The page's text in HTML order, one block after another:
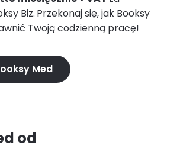
Biz. Przekonaj się, jak Booksy
Twoją codzienną pracę!
Med
od